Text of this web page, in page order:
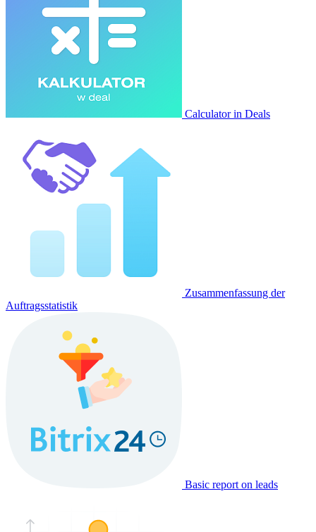
Calculator in Deals
Zusammenfassung der
Auftragsstatistik
Basic report on leads